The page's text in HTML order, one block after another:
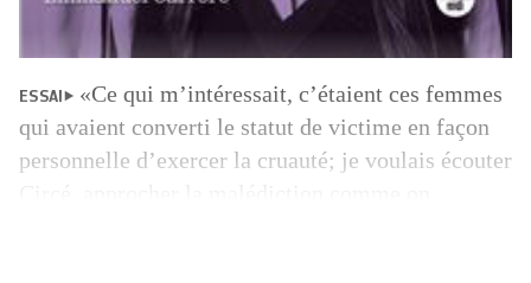
ESSAI
«Ce qui m’intéressait, c’étaient ces femmes
qui avaient converti le statut de victime en façon
personnelle d’exercer la cruauté; je voulais écouter